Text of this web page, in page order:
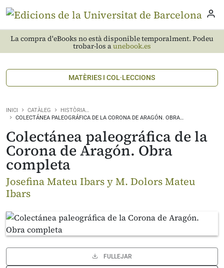
La compra d'eBooks no està disponible temporalment. Podeu
trobar-los aunebook.es
MATÈRIES I COL·LECCIONS
INICI CATÀLEG
HISTÒRIA…
COLECTÁNEA PALEOGRÁFICA DE LA CORONA DE ARAGÓN. OBRA…
Colectánea paleográfica de la
Corona de Aragón. Obra
completa
Josefina Mateu Ibars y M. Dolors Mateu
Ibars
FULLEJAR